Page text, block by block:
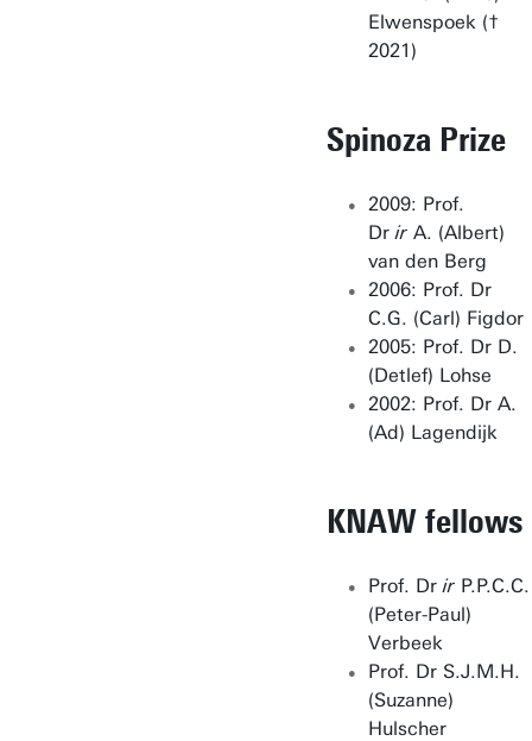
Elwenspoek (†
2021)
Spinoza Prize
2009: Prof.
Drir A. (Albert)
van den Berg
2006: Prof. Dr
C.G. (Carl) Figdor
2005: Prof. Dr D.
(Detlef) Lohse
2002: Prof. Dr A.
(Ad) Lagendijk
KNAW fellows
Prof. Drir P.P.C.C.
(Peter-Paul)
Verbeek
Prof. Dr S.J.M.H.
(Suzanne)
Hulscher